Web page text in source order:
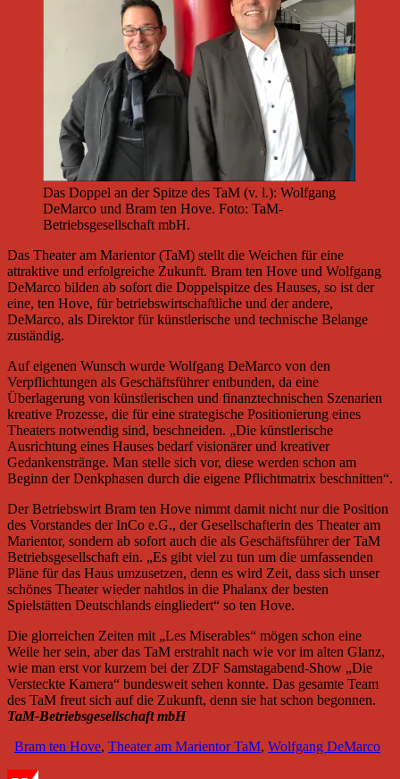
Das Doppel an der Spitze des TaM (v. l.): Wolfgang
DeMarco und Bram ten Hove. Foto: TaM-
Betriebsgesellschaft mbH.
Das Theater am Marientor (TaM) stellt die Weichen für eine
attraktive und erfolgreiche Zukunft. Bram ten Hove und Wolfgang
DeMarco bilden ab sofort die Doppelspitze des Hauses, so ist der
eine, ten Hove, für betriebswirtschaftliche und der andere,
DeMarco, als Direktor für künstlerische und technische Belange
zuständig.
Auf eigenen Wunsch wurde Wolfgang DeMarco von den
Verpflichtungen als Geschäftsführer entbunden, da eine
Überlagerung von künstlerischen und finanztechnischen Szenarien
kreative Prozesse, die für eine strategische Positionierung eines
Theaters notwendig sind, beschneiden. „Die künstlerische
Ausrichtung eines Hauses bedarf visionärer und kreativer
Gedankenstränge. Man stelle sich vor, diese werden schon am
Beginn der Denkphasen durch die eigene Pflichtmatrix beschnitten“.
Der Betriebswirt Bram ten Hove nimmt damit nicht nur die Position
des Vorstandes der InCo e.G., der Gesellschafterin des Theater am
Marientor, sondern ab sofort auch die als Geschäftsführer der TaM
Betriebsgesellschaft ein. „Es gibt viel zu tun um die umfassenden
Pläne für das Haus umzusetzen, denn es wird Zeit, dass sich unser
schönes Theater wieder nahtlos in die Phalanx der besten
Spielstätten Deutschlands eingliedert“ so ten Hove.
Die glorreichen Zeiten mit „Les Miserables“ mögen schon eine
Weile her sein, aber das TaM erstrahlt nach wie vor im alten Glanz,
wie man erst vor kurzem bei der ZDF Samstagabend-Show „Die
Versteckte Kamera“ bundesweit sehen konnte. Das gesamte Team
des TaM freut sich auf die Zukunft, denn sie hat schon begonnen.
TaM-Betriebsgesellschaft mbH
Bram ten Hove, Theater am Marientor TaM, Wolfgang DeMarco